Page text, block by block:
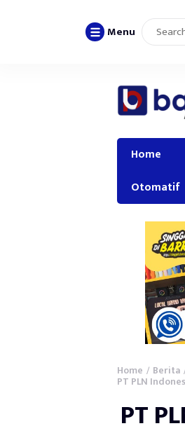
Menu
Home
Otomatif
Home / Berita
PT PLN
PT